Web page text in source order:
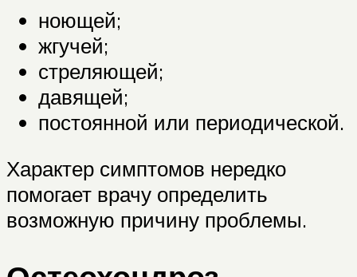
ноющей;
жгучей;
стреляющей;
давящей;
постоянной или периодической.
Характер симптомов нередко
помогает врачу определить
возможную причину проблемы.